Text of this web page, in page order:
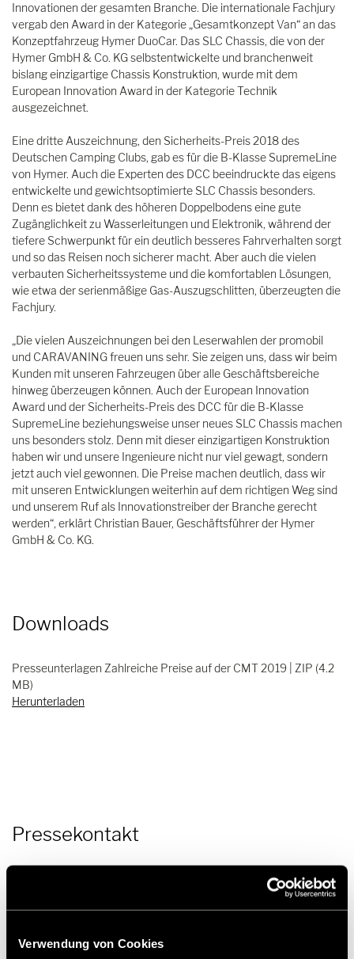
Verwendung von Cookies
Innovationen der gesamten Branche. Die internationale Fachjury
vergab den Award in der Kategorie „Gesamtkonzept Van“ an das
Konzeptfahrzeug Hymer DuoCar. Das SLC Chassis, die von der
Hymer GmbH & Co. KG selbstentwickelte und branchenweit
bislang einzigartige Chassis Konstruktion, wurde mit dem
European Innovation Award in der Kategorie Technik
ausgezeichnet.
Eine dritte Auszeichnung, den Sicherheits-Preis 2018 des
Deutschen Camping Clubs, gab es für die B-Klasse SupremeLine
von Hymer. Auch die Experten des DCC beeindruckte das eigens
entwickelte und gewichtsoptimierte SLC Chassis besonders.
Denn es bietet dank des höheren Doppelbodens eine gute
Zugänglichkeit zu Wasserleitungen und Elektronik, während der
tiefere Schwerpunkt für ein deutlich besseres Fahrverhalten sorgt
und so das Reisen noch sicherer macht. Aber auch die vielen
verbauten Sicherheitssysteme und die komfortablen Lösungen,
wie etwa der serienmäßige Gas-Auszugschlitten, überzeugten die
Fachjury.
„Die vielen Auszeichnungen bei den Leserwahlen der promobil
und CARAVANING freuen uns sehr. Sie zeigen uns, dass wir beim
Kunden mit unseren Fahrzeugen über alle Geschäftsbereiche
hinweg überzeugen können. Auch der European Innovation
Award und der Sicherheits-Preis des DCC für die B-Klasse
SupremeLine beziehungsweise unser neues SLC Chassis machen
uns besonders stolz. Denn mit dieser einzigartigen Konstruktion
haben wir und unsere Ingenieure nicht nur viel gewagt, sondern
jetzt auch viel gewonnen. Die Preise machen deutlich, dass wir
mit unseren Entwicklungen weiterhin auf dem richtigen Weg sind
und unserem Ruf als Innovationstreiber der Branche gerecht
werden“, erklärt Christian Bauer, Geschäftsführer der Hymer
GmbH & Co. KG.
Downloads
Presseunterlagen Zahlreiche Preise auf der CMT 2019 | ZIP (4.2
MB)
Herunterladen
Pressekontakt
Holzstraße 19